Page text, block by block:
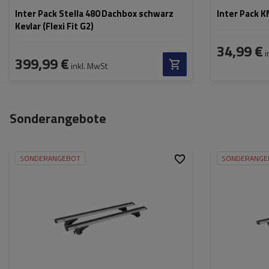
Inter Pack Stella 480 Dachbox schwarz
Kevlar (Flexi Fit G2)
399,99 € inkl. MwSt
Inter Pack
34,99 €
Sonderangebote
SONDERANGEBOT